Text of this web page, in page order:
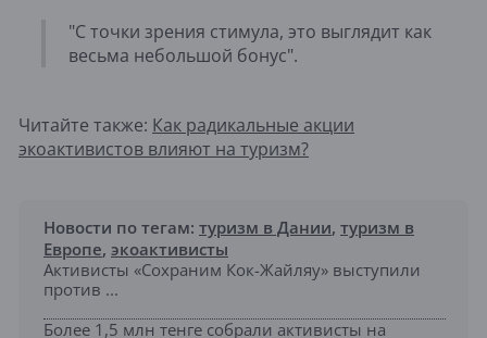
"С точки зрения стимула, это выглядит как
весьма небольшой бонус".
Читайте также: Как радикальные акции
экоактивистов влияют на туризм?
Новости по тегам: туризм в Дании, туризм в
Европе, экоактивисты
Активисты «Сохраним Кок-Жайляу» выступили
против ...
Более 1,5 млн тенге собрали активисты на